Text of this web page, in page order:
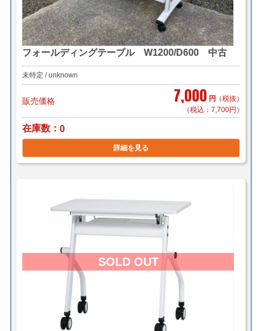
フォールディングテーブル W1200/D600 中古
未特定 / unknown
販売価格 7,000 円 （税抜）
（税込：7,700円）
在庫数 0
詳細を見る